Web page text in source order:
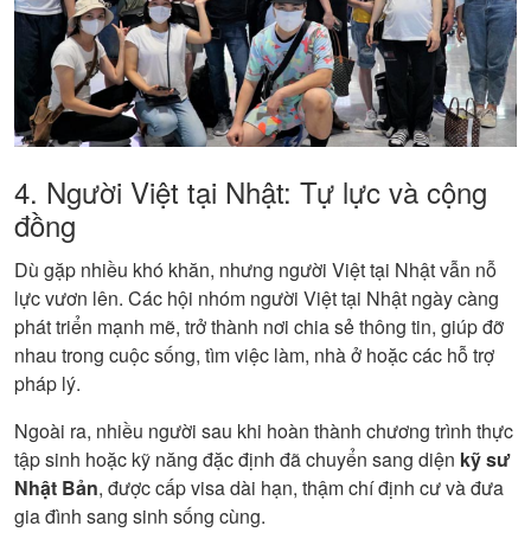
4. Người Việt tại Nhật: Tự lực và cộng
đồng
Dù gặp nhiều khó khăn, nhưng người Việt tại Nhật vẫn nỗ
lực vươn lên. Các hội nhóm người Việt tại Nhật ngày càng
phát triển mạnh mẽ, trở thành nơi chia sẻ thông tin, giúp đỡ
nhau trong cuộc sống, tìm việc làm, nhà ở hoặc các hỗ trợ
pháp lý.
Ngoài ra, nhiều người sau khi hoàn thành chương trình thực
tập sinh hoặc kỹ năng đặc định đã chuyển sang diện kỹ sư
Nhật Bản, được cấp visa dài hạn, thậm chí định cư và đưa
gia đình sang sinh sống cùng.